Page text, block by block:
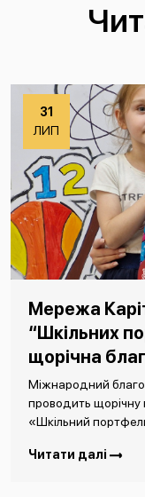
31
ЛИП
Мережа
“Шкільних
щорічна
Міжнародний
проводить щорічну
«Шкільний
Читати далі